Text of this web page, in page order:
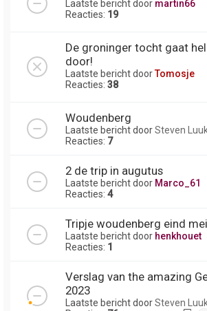
Laatste bericht door martin66
Reacties: 19
De groninger tocht gaat
door!
Laatste bericht doorTomosje
Reacties: 38
Woudenberg
Laatste bericht doorSteven
Reacties: 7
2 de trip in augutus
Laatste bericht door Marco_61
Reacties: 4
Tripje woudenberg eind mei
Laatste bericht door henkhouet
Reacties: 1
Verslag van the amazing
2023
Laatste bericht doorSteven